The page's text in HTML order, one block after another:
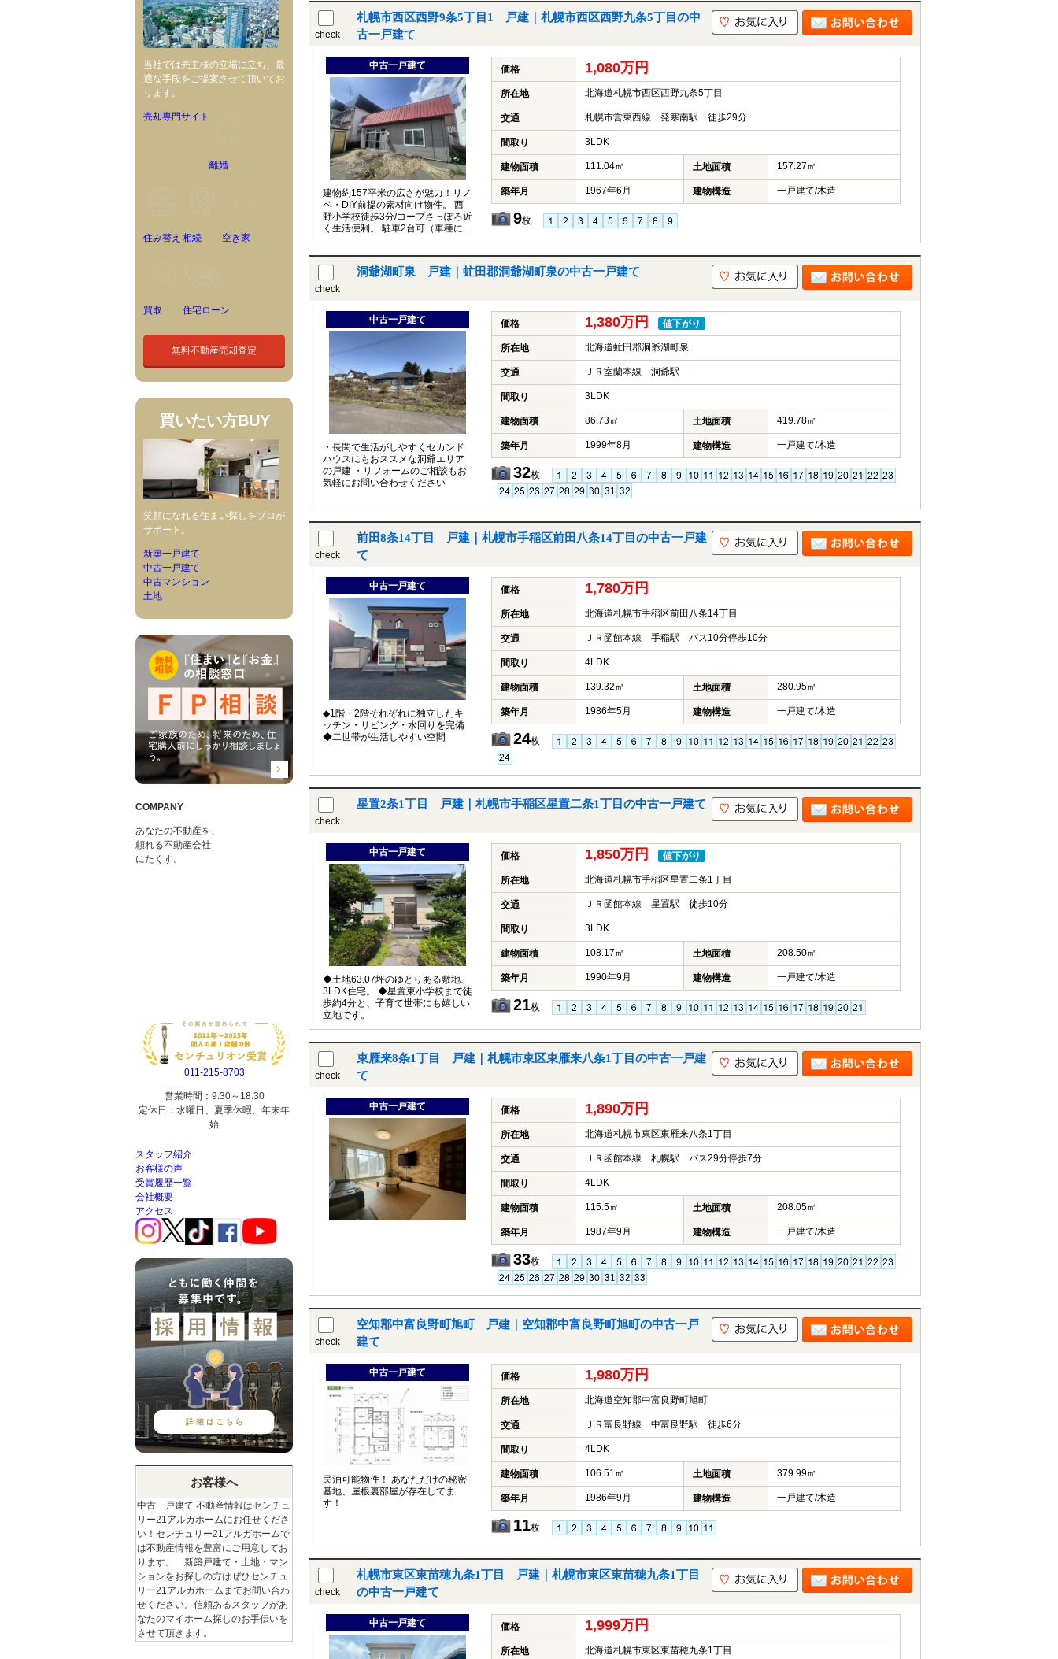
check
札幌市西区西野9条5丁目1 戸建｜札幌市西区西野九条5丁目の中
古一戸建て
中古一戸建て
建物約157平米の広さが魅力！リノ
ベ・DIY前提の素材向け物件。 西
野小学校徒歩3分/コープさっぽろ近
く生活便利。 駐車2台可（車種によ
る）。現況有姿での引渡し。
価格 1,080万円
所在地 北海道札幌市西区西野九条5丁目
交通 札幌市営東西線 発寒南駅 徒歩29分
間取り 3LDK
建物面積 111.04㎡ 土地面積 157.27㎡
築年月 1967年6月 建物構造 一戸建て/木造
9枚
check
洞爺湖町泉 戸建｜虻田郡洞爺湖町泉の中古一戸建て
中古一戸建て
・長閑で生活がしやすくセカンド
ハウスにもおススメな洞爺エリア
の戸建 ・リフォームのご相談もお
気軽にお問い合わせください
価格 1,380万円 値下がり
所在地 北海道虻田郡洞爺湖町泉
交通 ＪＲ室蘭本線 洞爺駅 -
間取り 3LDK
建物面積 86.73㎡ 土地面積 419.78㎡
築年月 1999年8月 建物構造 一戸建て/木造
32枚
check
前田8条14丁目 戸建｜札幌市手稲区前田八条14丁目の中古一戸建
て
中古一戸建て
◆1階・2階それぞれに独立したキ
ッチン・リビング・水回りを完備
◆二世帯が生活しやすい空間
価格 1,780万円
所在地 北海道札幌市手稲区前田八条14丁目
交通 ＪＲ函館本線 手稲駅 バス10分停歩10分
間取り 4LDK
建物面積 139.32㎡ 土地面積 280.95㎡
築年月 1986年5月 建物構造 一戸建て/木造
24枚
check
星置2条1丁目 戸建｜札幌市手稲区星置二条1丁目の中古一戸建て
中古一戸建て
◆土地63.07坪のゆとりある敷地、
3LDK住宅。 ◆星置東小学校まで徒
歩約4分と、子育て世帯にも嬉しい
立地です。
価格 1,850万円 値下がり
所在地 北海道札幌市手稲区星置二条1丁目
交通 ＪＲ函館本線 星置駅 徒歩10分
間取り 3LDK
建物面積 108.17㎡ 土地面積 208.50㎡
築年月 1990年9月 建物構造 一戸建て/木造
21枚
check
東雁来8条1丁目 戸建｜札幌市東区東雁来八条1丁目の中古一戸建
て
中古一戸建て 価格 1,890万円
所在地 北海道札幌市東区東雁来八条1丁目
交通 ＪＲ函館本線 札幌駅 バス29分停歩7分
間取り 4LDK
建物面積 115.5㎡ 土地面積 208.05㎡
築年月 1987年9月 建物構造 一戸建て/木造
33枚
check
空知郡中富良野町旭町 戸建｜空知郡中富良野町旭町の中古一戸
建て
中古一戸建て
民泊可能物件！ あなただけの秘密
基地、屋根裏部屋が存在してま
す！
価格 1,980万円
所在地 北海道空知郡中富良野町旭町
交通 ＪＲ富良野線 中富良野駅 徒歩6分
間取り 4LDK
建物面積 106.51㎡ 土地面積 379.99㎡
築年月 1986年9月 建物構造 一戸建て/木造
11枚
check
札幌市東区東苗穂九条1丁目 戸建｜札幌市東区東苗穂九条1丁目
の中古一戸建て
中古一戸建て 価格 1,999万円
所在地 北海道札幌市東区東苗穂九条1丁目
当社では売主様の立場に立ち、最
適な手段をご提案させて頂いてお
ります。
売却専門サイト
離婚
住み替え 相続 空き家
買取 住宅ローン
無料不動産売却査定
買いたい方BUY
笑顔になれる住まい探しをプロが
サポート。
新築一戸建て
中古一戸建て
中古マンション
土地
COMPANY
あなたの不動産を、
頼れる不動産会社
にたくす。
011-215-8703
営業時間：9:30～18:30
定休日：水曜日、夏季休暇、年末年
始
スタッフ紹介
お客様の声
受賞履歴一覧
会社概要
アクセス
お客様へ
中古一戸建て 不動産情報はセンチュ
リー21アルガホームにお任せくださ
い！センチュリー21アルガホームで
は不動産情報を豊富にご用意してお
ります。 新築戸建て・土地・マン
ションをお探しの方はぜひセンチュ
リー21アルガホームまでお問い合わ
せください。信頼あるスタッフがあ
なたのマイホーム探しのお手伝いを
させて頂きます。